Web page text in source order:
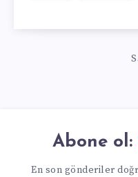
Abone ol:
En son gönderiler